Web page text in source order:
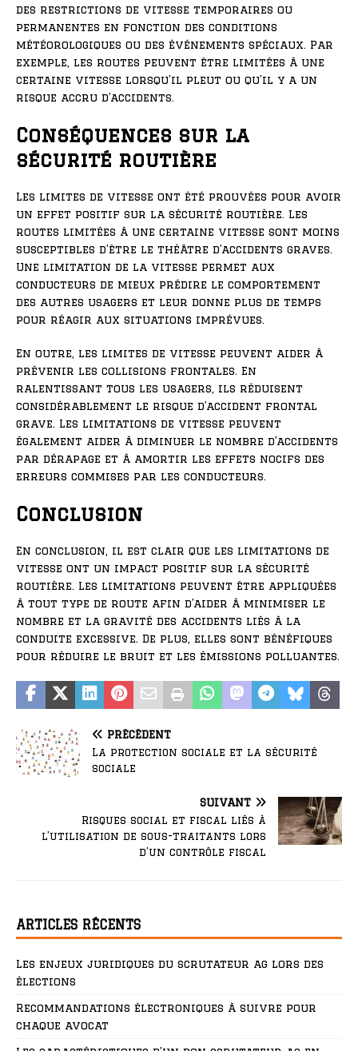
des restrictions de vitesse temporaires ou
permanentes en fonction des conditions
météorologiques ou des événements spéciaux. Par
exemple, les routes peuvent être limitées à une
certaine vitesse lorsqu’il pleut ou qu’il y a un
risque accru d’accidents.
Conséquences sur la
sécurité routière
Les limites de vitesse ont été prouvées pour avoir
un effet positif sur la sécurité routière. Les
routes limitées à une certaine vitesse sont moins
susceptibles d’être le théâtre d’accidents graves.
Une limitation de la vitesse permet aux
conducteurs de mieux prédire le comportement
des autres usagers et leur donne plus de temps
pour réagir aux situations imprévues.
En outre, les limites de vitesse peuvent aider à
prévenir les collisions frontales. En
ralentissant tous les usagers, ils réduisent
considérablement le risque d’accident frontal
grave. Les limitations de vitesse peuvent
également aider à diminuer le nombre d’accidents
par dérapage et à amortir les effets nocifs des
erreurs commises par les conducteurs.
Conclusion
En conclusion, il est clair que les limitations de
vitesse ont un impact positif sur la sécurité
routière. Les limitations peuvent être appliquées
à tout type de route afin d’aider à minimiser le
nombre et la gravité des accidents liés à la
conduite excessive. De plus, elles sont bénéfiques
pour réduire le bruit et les émissions polluantes.
PRÉCÉDENT
La protection sociale et la sécurité
sociale
SUIVANT
Risques social et fiscal liés à
l’utilisation de sous-traitants lors
d’un contrôle fiscal
ARTICLES RÉCENTS
Les enjeux juridiques du scrutateur ag lors des
élections
Recommandations électroniques à suivre pour
chaque avocat